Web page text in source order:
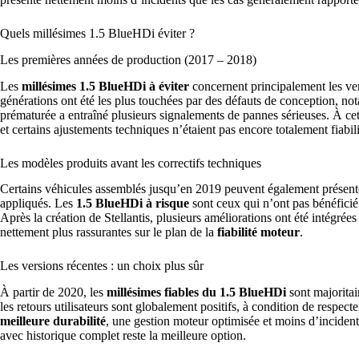
Quels millésimes 1.5 BlueHDi éviter ?
Les premières années de production (2017 – 2018)
Les millésimes 1.5 BlueHDi à éviter concernent principalement les
générations ont été les plus touchées par des défauts de conception,
prématurée a entraîné plusieurs signalements de pannes sérieuses. À
et certains ajustements techniques n’étaient pas encore totalement
Les modèles produits avant les correctifs techniques
Certains véhicules assemblés jusqu’en 2019 peuvent également
appliqués. Les 1.5 BlueHDi à risque sont ceux qui n’ont pas
Après la création de Stellantis, plusieurs améliorations ont été
nettement plus rassurantes sur le plan de la fiabilité moteur.
Les versions récentes : un choix plus sûr
À partir de 2020, les millésimes fiables du 1.5 BlueHDi sont
les retours utilisateurs sont globalement positifs, à condition de
meilleure durabilité, une gestion moteur optimisée et moins
avec historique complet reste la meilleure option.